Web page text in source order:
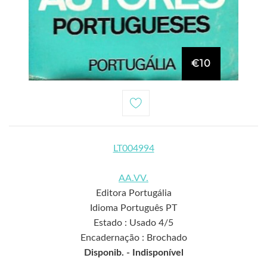
€10
LT004994
AA.VV.
Editora Portugália
Idioma Português PT
Estado : Usado 4/5
Encadernação : Brochado
Disponib. -
Indisponível